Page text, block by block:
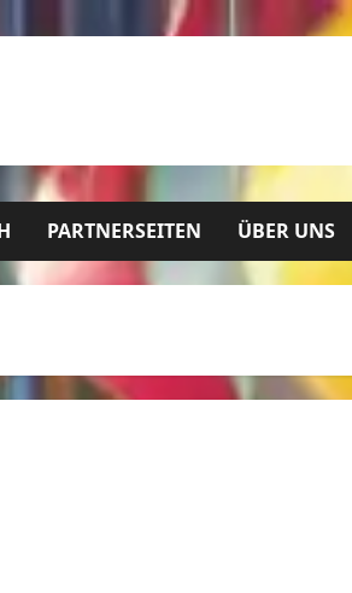
PARTNERSEITEN ÜBER UNS